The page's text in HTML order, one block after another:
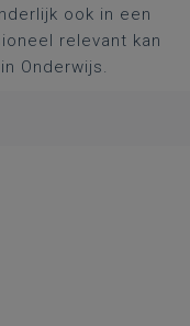
ook in een
relevant kan
Onderwijs.